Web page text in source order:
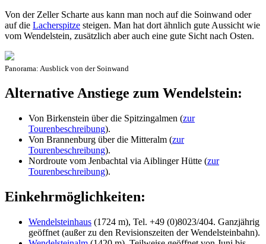
Von der Zeller Scharte aus kann man noch auf die Soinwand oder
auf die Lacherspitze steigen. Man hat dort ähnlich gute Aussicht wie
vom Wendelstein, zusätzlich aber auch eine gute Sicht nach Osten.
Panorama: Ausblick von der Soinwand
Alternative Anstiege zum Wendelstein:
Von Birkenstein über die Spitzingalmen (zur
Tourenbeschreibung).
Von Brannenburg über die Mitteralm (zur
Tourenbeschreibung).
Nordroute vom Jenbachtal via Aiblinger Hütte (zur
Tourenbeschreibung).
Einkehrmöglichkeiten:
Wendelsteinhaus (1724 m), Tel. +49 (0)8023/404. Ganzjährig
geöffnet (außer zu den Revisionszeiten der Wendelsteinbahn).